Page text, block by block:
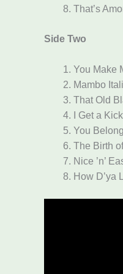
That’s
Side Two
You Make
Mambo
That Old
I Get a
You
The Birth
Nice ’n’
How D’ya